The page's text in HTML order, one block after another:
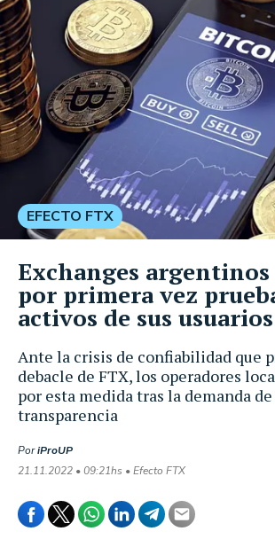
Ante la crisis de confiabilidad que
debacle de FTX, los operadores
por esta medida tras la demanda
transparencia
PoriProUP
21.11.2022 • 09:21hs • Efecto FTX
EFECTO FTX
Exchanges
por primera vez
activos de sus usuarios